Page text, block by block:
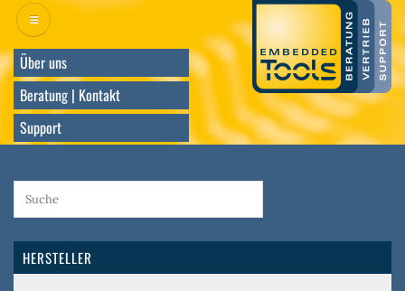
Direkt
zum
InhaltÜber uns
Beratung | Kontakt
Support
HERSTELLER